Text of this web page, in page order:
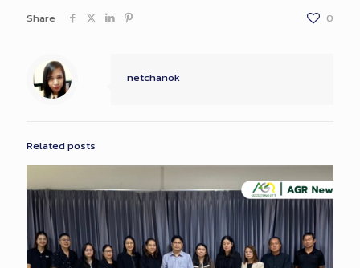
Share 0
netchanok
Related posts